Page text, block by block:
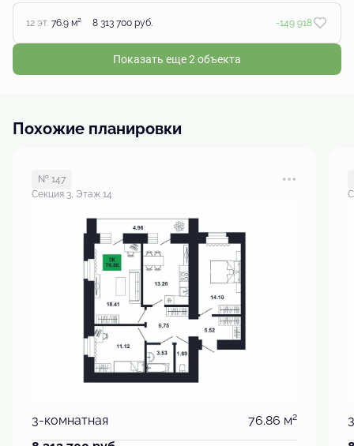
12 эт. 76.9 м2 8 313 700 руб. -149 918
Показать еще 2 объектa
Похожие планировки
№ 147
Секция 3, Этаж 14
3-комнатная 76.86 м2